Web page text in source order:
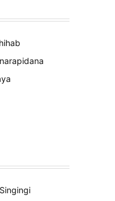
narapidana